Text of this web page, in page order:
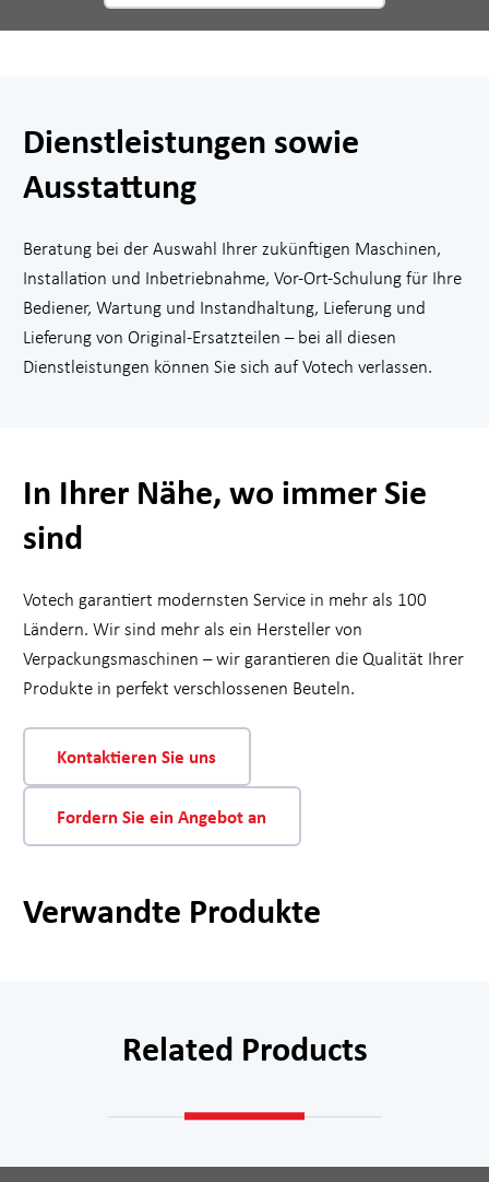
Dienstleistungen sowie
Ausstattung
Beratung bei der Auswahl Ihrer zukünftigen Maschinen,
Installation und Inbetriebnahme, Vor-Ort-Schulung für Ihre
Bediener, Wartung und Instandhaltung, Lieferung und
Lieferung von Original-Ersatzteilen – bei all diesen
Dienstleistungen können Sie sich auf Votech verlassen.
In Ihrer Nähe, wo immer Sie
sind
Votech garantiert modernsten Service in mehr als 100
Ländern. Wir sind mehr als ein Hersteller von
Verpackungsmaschinen – wir garantieren die Qualität Ihrer
Produkte in perfekt verschlossenen Beuteln.
Kontaktieren Sie uns
Fordern Sie ein Angebot an
Verwandte Produkte
Related Products